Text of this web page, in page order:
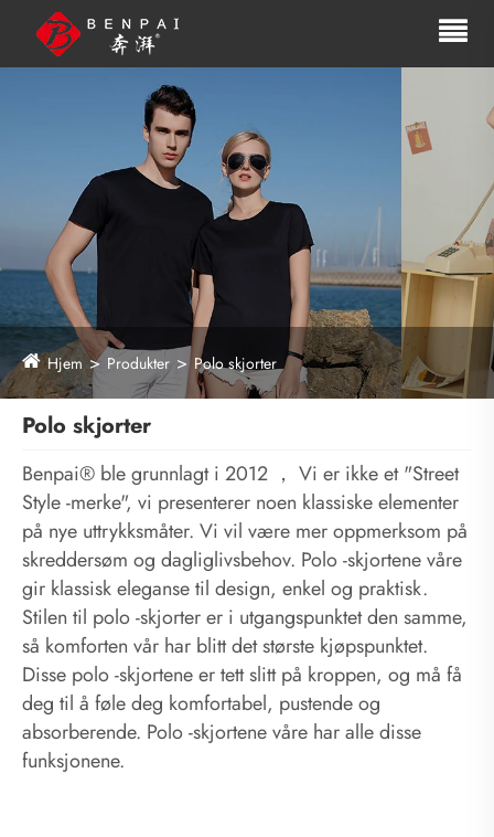
Hjem Produkter Polo skjorter
Polo skjorter
Benpai® ble grunnlagt i 2012 ， Vi er ikke et "Street
Style -merke", vi presenterer noen klassiske elementer
på nye uttrykksmåter. Vi vil være mer oppmerksom på
skreddersøm og dagliglivsbehov. Polo -skjortene våre
gir klassisk eleganse til design, enkel og praktisk.
Stilen til polo -skjorter er i utgangspunktet den samme,
så komforten vår har blitt det største kjøpspunktet.
Disse polo -skjortene er tett slitt på kroppen, og må få
deg til å føle deg komfortabel, pustende og
absorberende. Polo -skjortene våre har alle disse
funksjonene.